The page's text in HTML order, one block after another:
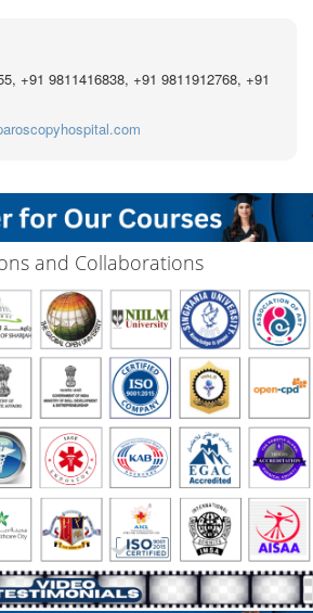
+91 9811416838, +91 9811912768, +91
and Collaborations